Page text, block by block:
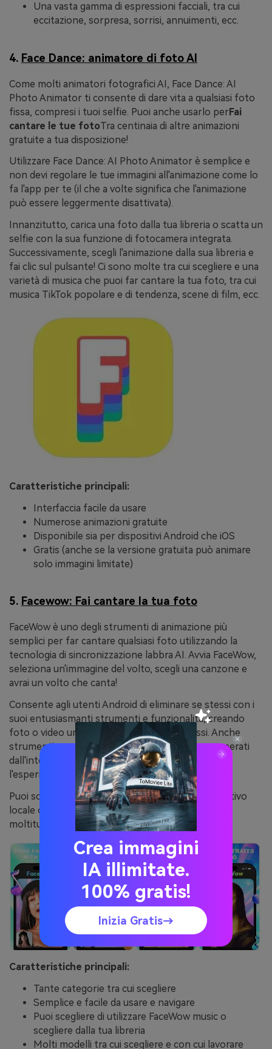
Una vasta gamma di espressioni facciali, tra cui
eccitazione, sorpresa, sorrisi, annuimenti, ecc.
4. Face Dance: animatore di foto AI
Come molti animatori fotografici AI, Face Dance: AI
Photo Animator ti consente di dare vita a qualsiasi foto
fissa, compresi i tuoi selfie. Puoi anche usarlo perFai
cantare le tue fotoTra centinaia di altre animazioni
gratuite a tua disposizione!
Utilizzare Face Dance: AI Photo Animator è semplice e
non devi regolare le tue immagini all'animazione come lo
fa l'app per te (il che a volte significa che l'animazione
può essere leggermente disattivata).
Innanzitutto, carica una foto dalla tua libreria o scatta un
selfie con la sua funzione di fotocamera integrata.
Successivamente, scegli l'animazione dalla sua libreria e
fai clic sul pulsante! Ci sono molte tra cui scegliere e una
varietà di musica che puoi far cantare la tua foto, tra cui
musica TikTok popolare e di tendenza, scene di film, ecc.
Caratteristiche principali:
Interfaccia facile da usare
Numerose animazioni gratuite
Disponibile sia per dispositivi Android che iOS
Gratis (anche se la versione gratuita può animare
solo immagini limitate)
5. Facewow: Fai cantare la tua foto
FaceWow è uno degli strumenti di animazione più
semplici per far cantare qualsiasi foto utilizzando la
tecnologia di sincronizzazione labbra AI. Avvia FaceWow,
seleziona un'immagine del volto, scegli una canzone e
avrai un volto che canta!
Consente agli utenti Android di eliminare se stessi con i
suoi entusiasmanti strumenti e funzionalità, creando
foto o video unici e affascinanti di loro stessi. Anche
strumenti come gli effetti di scambio di facce generati
dall'intelligenza artificiale rendono divertente
l'esperienza creativa.
Puoi scegliere le immagini esistenti dal tuo dispositivo
locale o catturarne di nuove e scegliere tra la sua
moltitudine di funzionalità, effetti e modelli!
Caratteristiche principali:
Tante categorie tra cui scegliere
Semplice e facile da usare e navigare
Puoi scegliere di utilizzare FaceWow music o
scegliere dalla tua libreria
Molti modelli tra cui scegliere e con cui lavorare
Crea immagini
IA illimitate.
100% gratis!
Inizia Gratis→